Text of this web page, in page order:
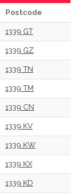
Postcode
1339 GT
1339 GZ
1339 TN
1339 TM
1339 CN
1339 KV
1339 KW
1339 KX
1339 KD